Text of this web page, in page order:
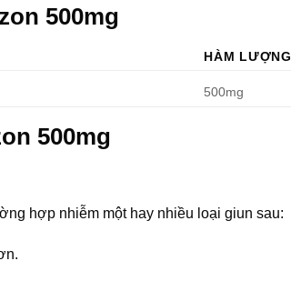
500mg
HÀM LƯỢNG
500mg
500mg
hợp nhiễm một hay nhiều loại giun sau: